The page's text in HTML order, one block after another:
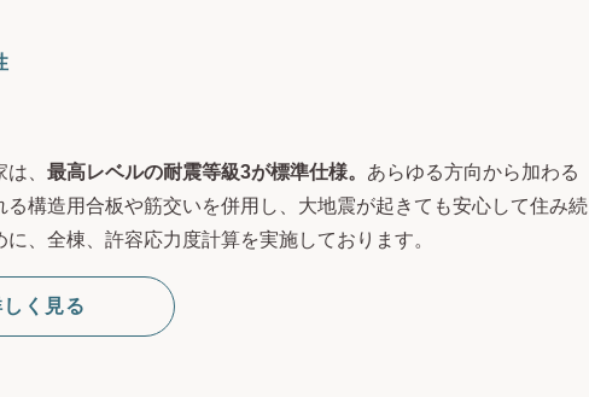
は、最高レベルの耐震等級3が標準仕様。 あらゆる方向から加わる
る構造用合板や筋交いを併用し、大地震が起きても安心して住み続
に、全棟、許容応力度計算を実施しております。
く見る